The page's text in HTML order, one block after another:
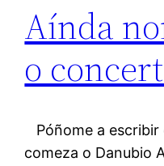
Aínda
o
Póñome a escribir
comeza o